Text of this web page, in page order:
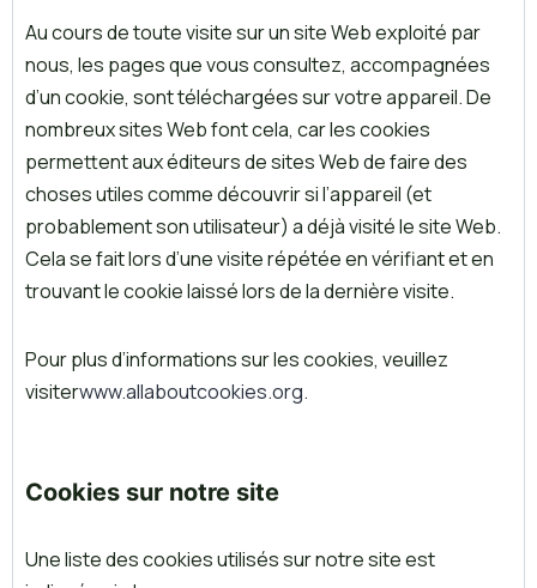
Au cours de toute visite sur un site Web exploité par
nous, les pages que vous consultez, accompagnées
d’un cookie, sont téléchargées sur votre appareil. De
nombreux sites Web font cela, car les cookies
permettent aux éditeurs de sites Web de faire des
choses utiles comme découvrir si l’appareil (et
probablement son utilisateur) a déjà visité le site Web.
Cela se fait lors d’une visite répétée en vérifiant et en
trouvant le cookie laissé lors de la dernière visite.
Pour plus d’informations sur les cookies, veuillez
visiterwww.allaboutcookies.org.
Cookies sur notre site
Une liste des cookies utilisés sur notre site est